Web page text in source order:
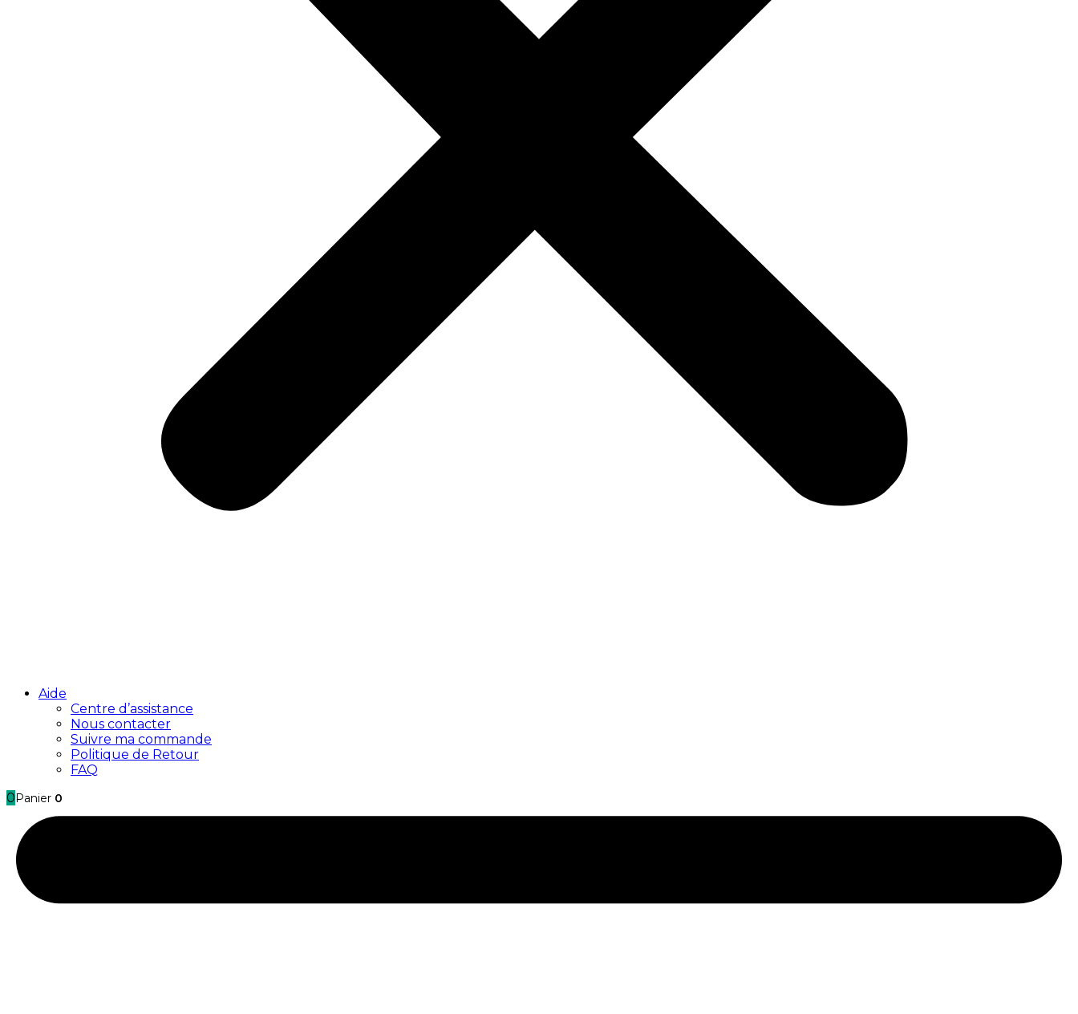
Aide
Centre d’assistance
Nous contacter
Suivre ma commande
Politique de Retour
FAQ
0 Panier 0